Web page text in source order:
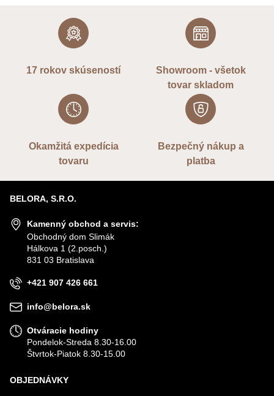
17 rokov skúseností
Showroom - všetok
tovar skladom
Okamžitá expedícia
tovaru
Bezpečný nákup a
platba
BELORA, S.R.O.
Kamenný obchod a servis:
Obchodný dom Slimák
Hálkova 1 (2.posch.)
831 03 Bratislava
+421 907 426 661
info@belora.sk
Otváracie hodiny
Pondelok-Streda 8.30-16.00
Štvrtok-Piatok 8.30-15.00
OBJEDNÁVKY